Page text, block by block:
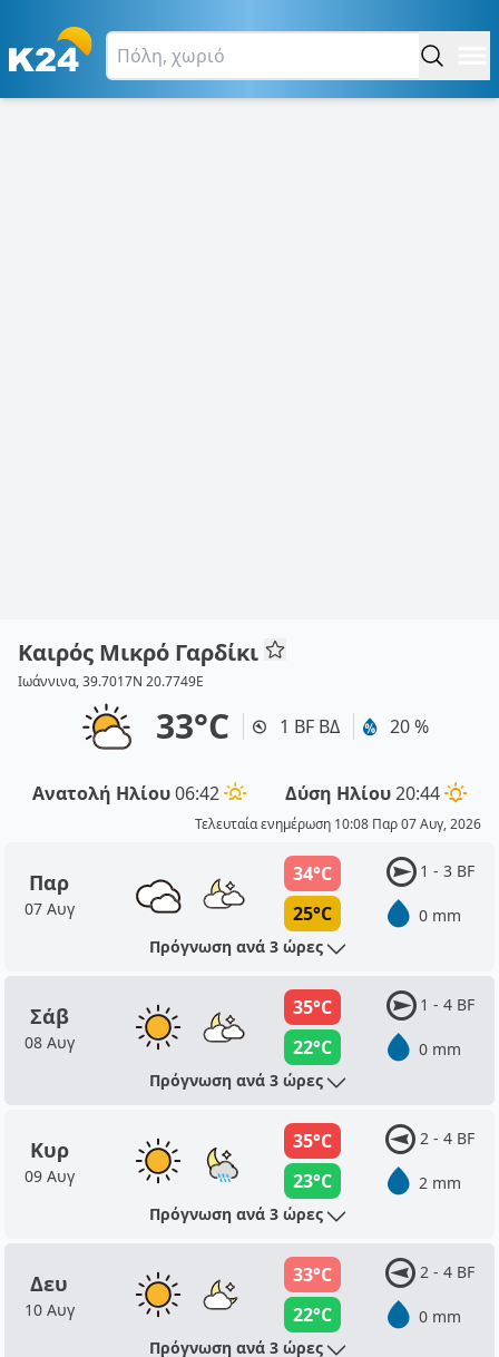
Καιρός Μικρό Γαρδίκι
Ιωάννινα, 39.7017N 20.7749E
33°C 1 BF ΒΔ 20 %
Ανατολή Ηλίου06:42 Δύση Ηλίου20:44
Τελευταία ενημέρωση 10:08 Παρ 07 Αυγ, 2026
Παρ
07 Αυγ
34°C
25°C
1 - 3 BF
0 mm
Πρόγνωση ανά 3 ώρες
Σάβ
08 Αυγ
35°C
22°C
1 - 4 BF
0 mm
Πρόγνωση ανά 3 ώρες
Κυρ
09 Αυγ
35°C
23°C
2 - 4 BF
2 mm
Πρόγνωση ανά 3 ώρες
Δευ
10 Αυγ
33°C
22°C
2 - 4 BF
0 mm
Πρόγνωση ανά 3 ώρες